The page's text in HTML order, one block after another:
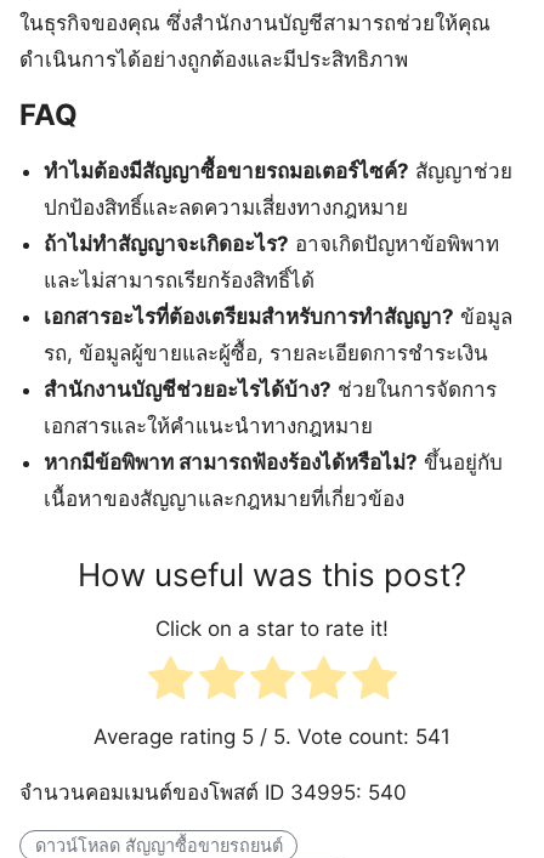
ในธุรกิจของคุณ ซึ่งสำนักงานบัญชีสามารถช่วยให้คุณ
ดำเนินการได้อย่างถูกต้องและมีประสิทธิภาพ
FAQ
ทำไมต้องมีสัญญาซื้อขายรถมอเตอร์ไซค์? สัญญาช่วย
ปกป้องสิทธิ์และลดความเสี่ยงทางกฎหมาย
ถ้าไม่ทำสัญญาจะเกิดอะไร? อาจเกิดปัญหาข้อพิพาท
และไม่สามารถเรียกร้องสิทธิ์ได้
เอกสารอะไรที่ต้องเตรียมสำหรับการทำสัญญา? ข้อมูล
รถ, ข้อมูลผู้ขายและผู้ซื้อ, รายละเอียดการชำระเงิน
สำนักงานบัญชีช่วยอะไรได้บ้าง? ช่วยในการจัดการ
เอกสารและให้คำแนะนำทางกฎหมาย
หากมีข้อพิพาท สามารถฟ้องร้องได้หรือไม่? ขึ้นอยู่กับ
เนื้อหาของสัญญาและกฎหมายที่เกี่ยวข้อง
How useful was this post?
Click on a star to rate it!
Average rating 5 / 5. Vote count: 541
จำนวนคอมเมนต์ของโพสต์ ID 34995: 540
ดาวน์โหลด สัญญาซื้อขายรถยนต์